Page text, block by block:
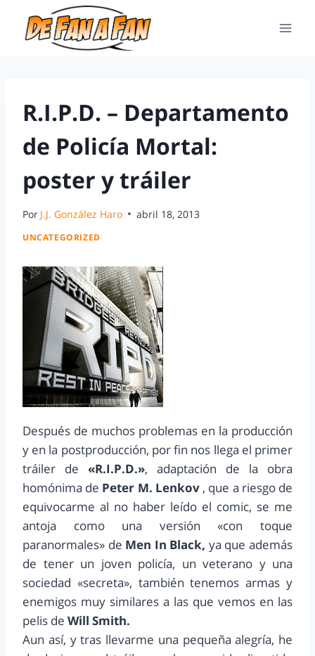
R.I.P.D. – Departamento
de Policía Mortal:
poster y tráiler
Por J.J. González Haro abril 18, 2013
UNCATEGORIZED
Después de muchos problemas en la producción
y en la postproducción, por fin nos llega el primer
tráiler de «R.I.P.D.», adaptación de la obra
homónima de Peter M. Lenkov, que a riesgo de
equivocarme al no haber leído el comic, se me
antoja como una versión «con toque
paranormales» de Men In Black, ya que además
de tener un joven policía, un veterano y una
sociedad «secreta», también tenemos armas y
enemigos muy similares a las que vemos en las
pelis de Will Smith.
Aun así, y tras llevarme una pequeña alegría, he